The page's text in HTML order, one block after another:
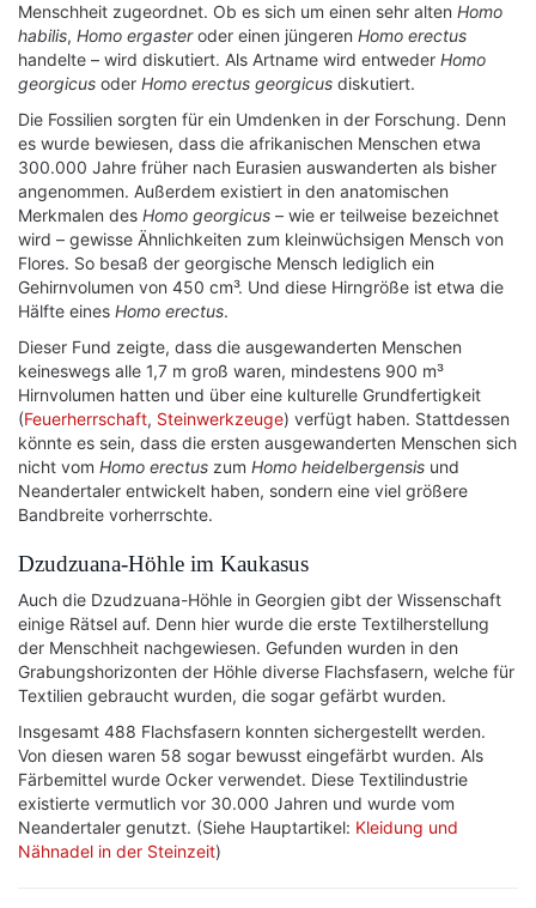
Menschheit zugeordnet. Ob es sich um einen sehr alten Homo
habilis, Homo ergasteroder einen jüngeren Homo erectus
handelte – wird diskutiert. Als Artname wird entweder Homo
georgicus oder Homo erectus georgicus diskutiert.
Die Fossilien sorgten für ein Umdenken in der Forschung. Denn
es wurde bewiesen, dass die afrikanischen Menschen etwa
300.000 Jahre früher nach Eurasien auswanderten als bisher
angenommen. Außerdem existiert in den anatomischen
Merkmalen des Homo georgicus – wie er teilweise bezeichnet
wird – gewisse Ähnlichkeiten zum kleinwüchsigen Mensch von
Flores. So besaß der georgische Mensch lediglich ein
Gehirnvolumen von 450 cm³. Und diese Hirngröße ist etwa die
Hälfte eines Homo erectus.
Dieser Fund zeigte, dass die ausgewanderten Menschen
keineswegs alle 1,7 m groß waren, mindestens 900 m³
Hirnvolumen hatten und über eine kulturelle Grundfertigkeit
(Feuerherrschaft, Steinwerkzeuge) verfügt haben. Stattdessen
könnte es sein, dass die ersten ausgewanderten Menschen sich
nicht vom Homo erectus zum Homo heidelbergensis und
Neandertaler entwickelt haben, sondern eine viel größere
Bandbreite vorherrschte.
Dzudzuana-Höhle im Kaukasus
Auch die Dzudzuana-Höhle in Georgien gibt der Wissenschaft
einige Rätsel auf. Denn hier wurde die erste Textilherstellung
der Menschheit nachgewiesen. Gefunden wurden in den
Grabungshorizonten der Höhle diverse Flachsfasern, welche für
Textilien gebraucht wurden, die sogar gefärbt wurden.
Insgesamt 488 Flachsfasern konnten sichergestellt werden.
Von diesen waren 58 sogar bewusst eingefärbt wurden. Als
Färbemittel wurde Ocker verwendet. Diese Textilindustrie
existierte vermutlich vor 30.000 Jahren und wurde vom
Neandertaler genutzt. (Siehe Hauptartikel: Kleidung und
Nähnadel in der Steinzeit)